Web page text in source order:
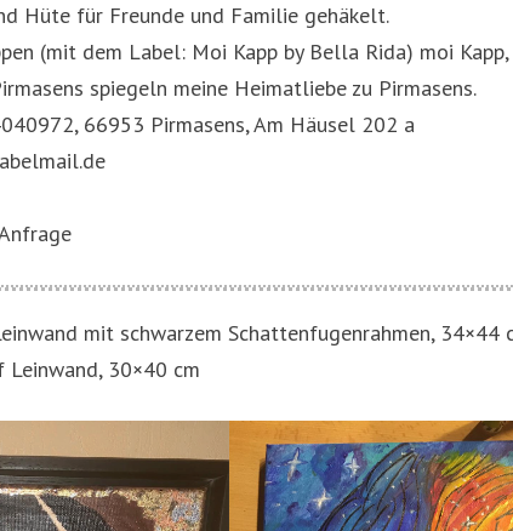
Hüte für Freunde und Familie gehäkelt.
(mit dem Label: Moi Kapp by Bella Rida) moi Kapp,
spiegeln meine Heimatliebe zu Pirmasens.
66953 Pirmasens, Am Häusel 202 a
mit schwarzem Schattenfugenrahmen, 34×44
Leinwand, 30×40 cm